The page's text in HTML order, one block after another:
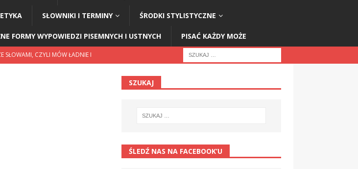
SŁOWNIKI I TERMINY ŚRODKI STYLISTYCZNE
FORMY WYPOWIEDZI PISEMNYCH I USTNYCH PISAĆ KAŻDY MOŻE
SŁOWAMI, CZYLI MÓW ŁADNIE I
SZUKAJ
ŚLEDŹ NAS NA FACEBOOK’U